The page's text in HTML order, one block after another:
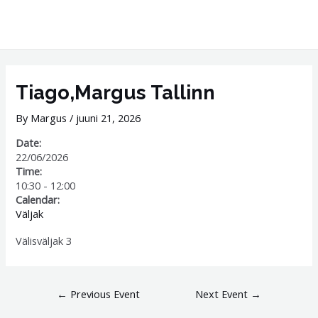
Tiago,Margus Tallinn
By Margus/ juuni 21, 2026
Date:
22/06/2026
Time:
10:30 - 12:00
Calendar:
Väljak
Välisväljak 3
← Previous Event Next Event →